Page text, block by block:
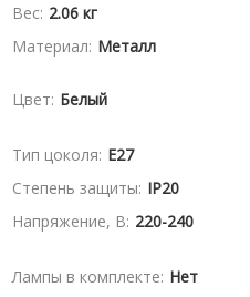
Вес: 2.06 кг
Материал: Металл
Цвет: Белый
Тип цоколя: E27
Степень защиты: IP20
Напряжение, В: 220-240
Лампы в комплекте: Нет